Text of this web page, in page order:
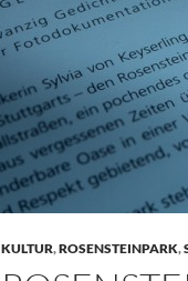
KULTUR,ROSENSTEINPARK,